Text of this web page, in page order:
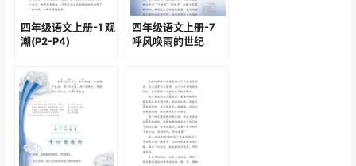
四年级语文上册-1 观
潮(P2-P4)
四年级语文上册-7
呼风唤雨的世纪